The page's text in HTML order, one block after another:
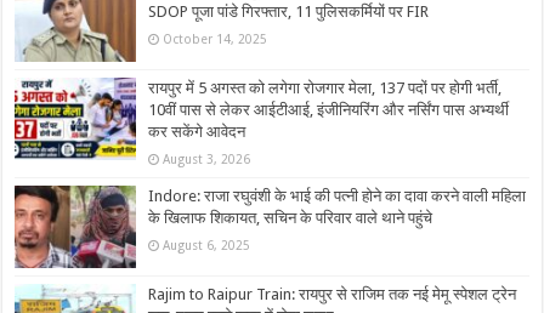
SDOP पूजा पांडे गिरफ्तार, 11 पुलिसकर्मियों पर FIR
October 14, 2025
रायपुर में 5 अगस्त को लगेगा रोजगार मेला, 137 पदों पर होगी भर्ती,
10वीं पास से लेकर आईटीआई, इंजीनियरिंग और नर्सिंग पास अभ्यर्थी
कर सकेंगे आवेदन
August 3, 2026
Indore: राजा रघुवंशी के भाई की पत्नी होने का दावा करने वाली महिला
के खिलाफ शिकायत, सचिन के परिवार वाले थाने पहुंचे
August 6, 2025
Rajim to Raipur Train: रायपुर से राजिम तक नई मेमू स्पेशल ट्रेन